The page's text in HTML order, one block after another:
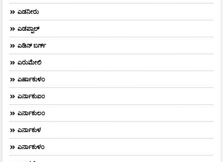
ಎಡನೀರು
ಎಡಪ್ಪಾಲ್
ಎಡಿನ್ ಬರ್ಗ್
ಎರುಮೇಲಿ
ಎರ್ಣಾಕುಳಂ
ಎರ್ನಾಕುಐಂ
ಎರ್ನಾಕುಲಂ
ಎರ್ನಾಕುಳ
ಎರ್ನಾಕುಳಂ